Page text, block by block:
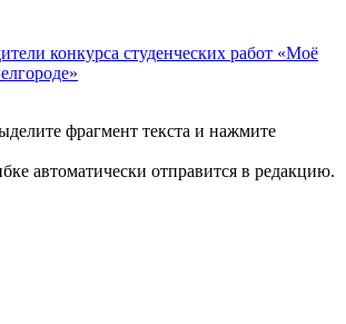
конкурса студенческих работ «Моё
фрагмент текста и нажмите
автоматически отправится в редакцию.